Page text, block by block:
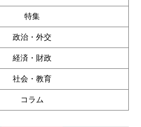
特集
政治・外交
経済・財政
社会・教育
コラム